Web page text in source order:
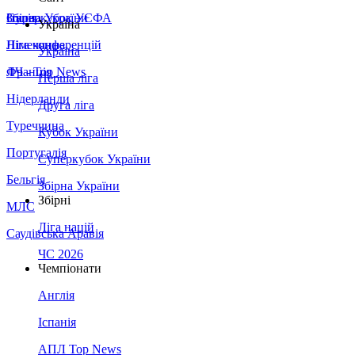
Збірна України
Італія
Німеччина
Франція
Нідерланди
Туреччина
Португалія
Бельгія
МЛС
Саудівська Аравія
Суперкубок УЄФА
Ліга конференцій
ЛЧ - Top News
Україна
Україна
Перша ліга
Друга ліга
Кубок України
Суперкубок України
Збірна України
Збірні
Ліга націй
ЧС 2026
Чемпіонати
Англія
Іспанія
АПЛ Top News